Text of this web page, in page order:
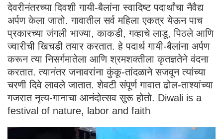
देवरीनंतरच्या दिवशी गायी-बैलांना स्वादिष्ट पदार्थांचा नैवैद्य
अर्पण केला जातो. गावातील सर्व महिला एकत्र येऊन पाच
प्रकारच्या जंगली भाज्या, काकडी, गव्हाचे लाडू, पिठले आणि
ज्वारीची खिचडी तयार करतात. हे पदार्थ गायी-बैलांना अर्पण
करून त्या निसर्गमातेला आणि श्रमशक्तीला कृतज्ञतेने वंदना
करतात. त्यानंतर जनावरांना कुंकू-तांदळाने सजवून त्यांच्या
चरणी दिवे लावले जातात. शेवटी संपूर्ण गावात ढोल-ताश्यांच्या
गजरात नृत्य-गानाचा आनंदोत्सव सुरू होतो. Diwali is a
festival of nature, labor and faith